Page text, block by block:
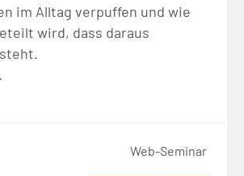
im Alltag verpuffen und wie
wird, dass daraus
Web-Seminar